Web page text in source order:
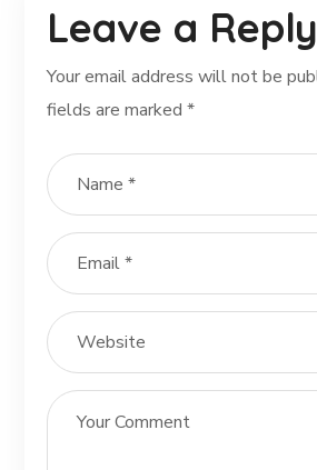
Leave a Reply
Your email address will not be
fields are marked*